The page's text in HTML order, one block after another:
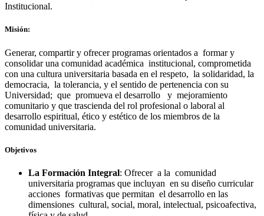
Institucional.
Misión:
Generar, compartir y ofrecer programas orientados a formar y
consolidar una comunidad académica institucional, comprometida
con una cultura universitaria basada en el respeto, la solidaridad, la
democracia, la tolerancia, y el sentido de pertenencia con su
Universidad; que promueva el desarrollo y mejoramiento
comunitario y que trascienda del rol profesional o laboral al
desarrollo espiritual, ético y estético de los miembros de la
comunidad universitaria.
Objetivos
La Formación Integral: Ofrecer a la comunidad
universitaria programas que incluyan en su diseño curricular
acciones formativas que permitan el desarrollo en las
dimensiones cultural, social, moral, intelectual, psicoafectiva,